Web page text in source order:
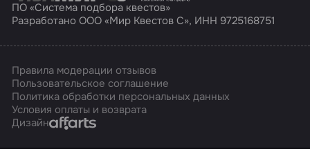
ПО «Система подбора квестов»
Разработано ООО «Мир Квестов С», ИНН 9725168751
Правила модерации отзывов
Пользовательское соглашение
Политика обработки персональных данных
Условия оплаты и возврата
ДизайнAffarts